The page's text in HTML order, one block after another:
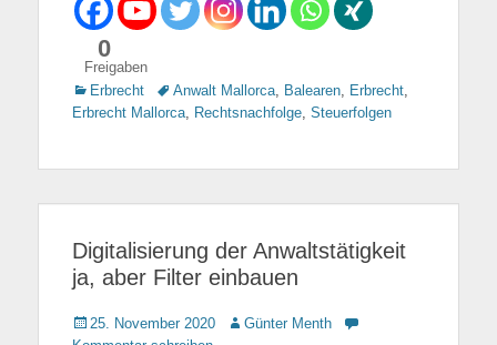
0
Freigaben
Kategorien
Erbrecht TagsAnwalt Mallorca Balearen Erbrecht
Erbrecht Mallorca Rechtsnachfolge Steuerfolgen
Digitalisierung der Anwaltstätigkeit
ja, aber Filter einbauen
Gepostet
25. November 2020 AutorGünter Menth